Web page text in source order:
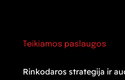
Teikiamos paslaugos
Rinkodaros strategija ir